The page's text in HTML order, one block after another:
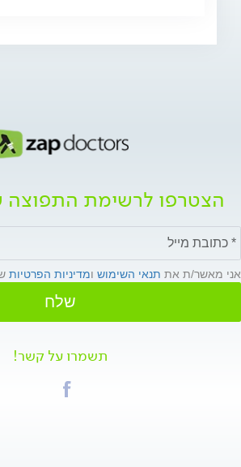
הצטרפו לרשימת התפוצה
אני מאשר/ת את תנאי השימוש ומדיניות הפרטיות
שלח
תשמרו על קשר!